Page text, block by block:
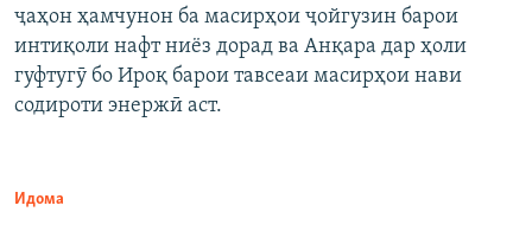
ҷаҳон ҳамчунон ба масирҳои ҷойгузин барои
интиқоли нафт ниёз дорад ва Анқара дар ҳоли
гуфтугӯ бо Ироқ барои тавсеаи масирҳои нави
содироти энержӣ аст.
Идома